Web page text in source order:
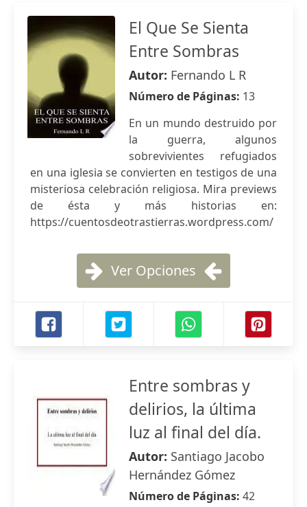
El Que Se Sienta
Entre Sombras
Autor: Fernando L R
Número de Páginas: 13
En un mundo destruido por
la guerra, algunos
sobrevivientes refugiados
en una iglesia se convierten en testigos de una
misteriosa celebración religiosa. Mira previews
de ésta y más historias en:
https://cuentosdeotrastierras.wordpress.com/
Ver Opciones
Entre sombras y
delirios, la última
luz al final del día.
Autor: Santiago Jacobo
Hernández Gómez
Número de Páginas: 42